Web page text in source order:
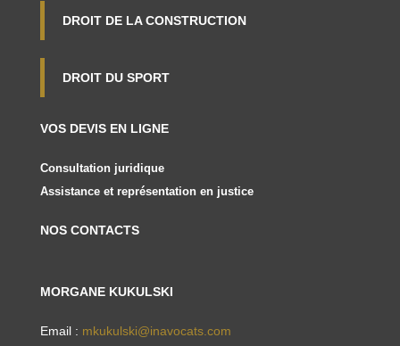
DROIT DE LA CONSTRUCTION
DROIT DU SPORT
VOS DEVIS EN LIGNE
Consultation juridique
Assistance et représentation en justice
NOS CONTACTS
MORGANE KUKULSKI
Email : mkukulski@inavocats.com